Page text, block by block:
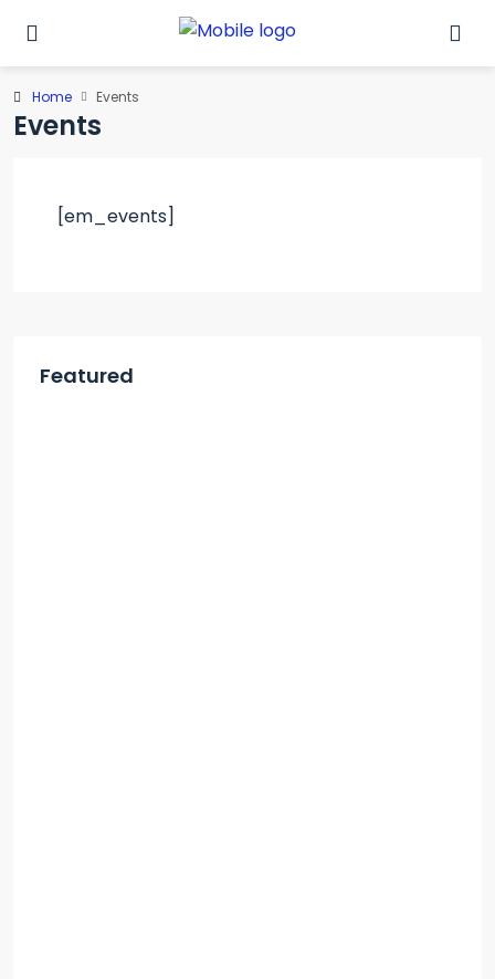
Home Events
Events
[em_events]
Featured